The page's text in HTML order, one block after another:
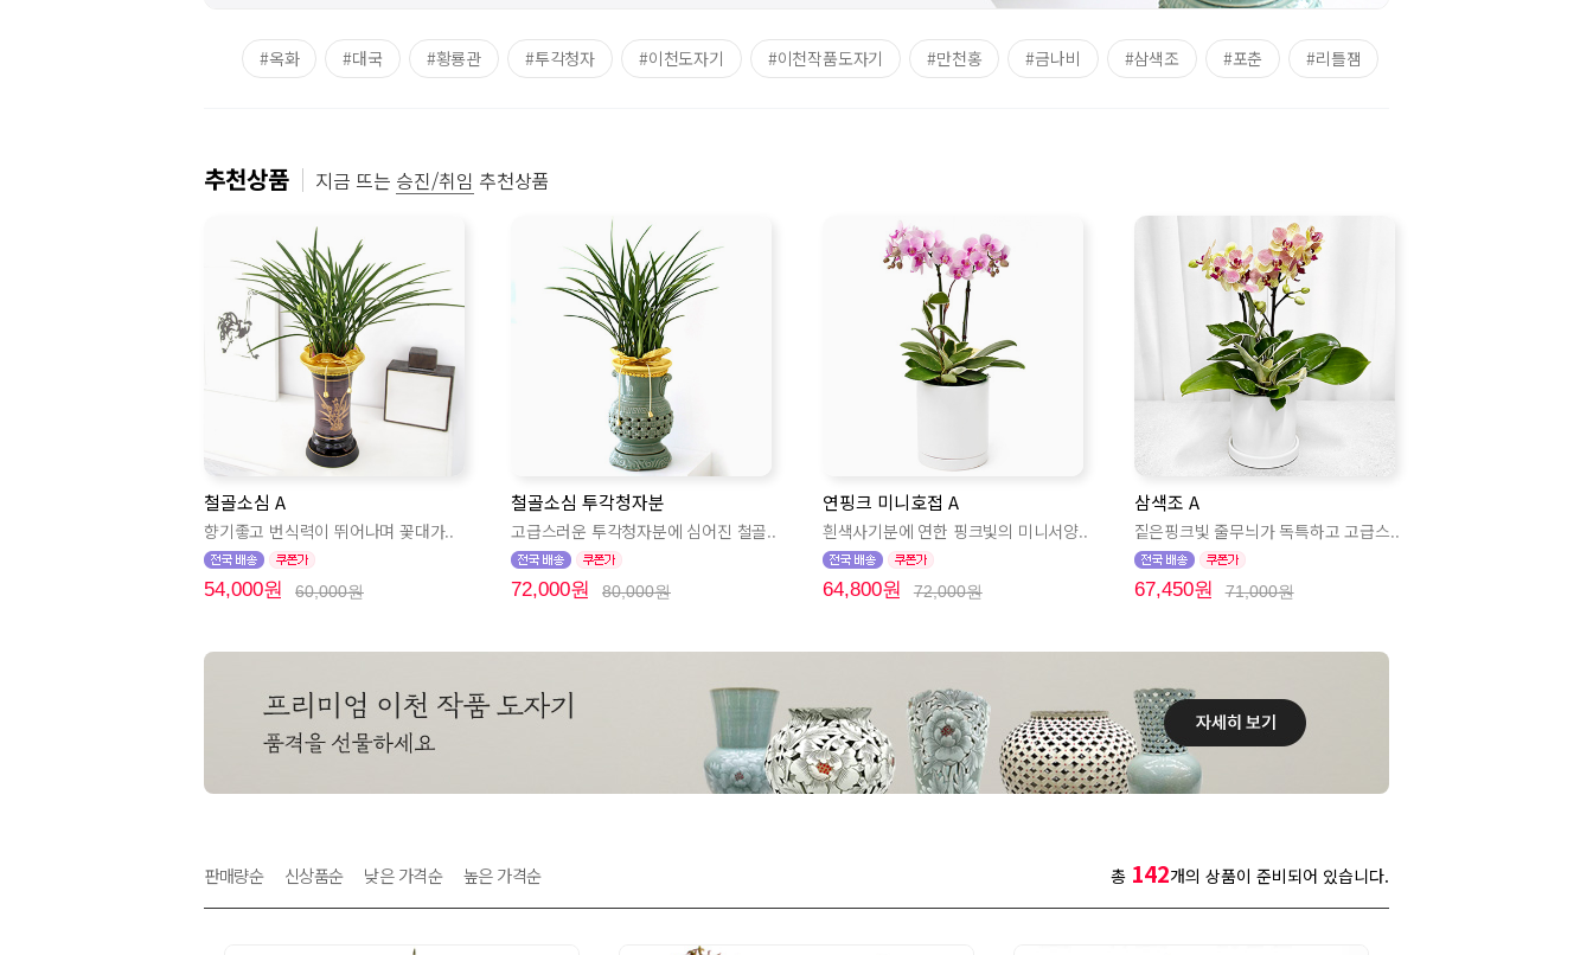
#옥화 #대국 #황룡관 #투각청자 #이천도자기 #이천작품도자기 #만천홍 #금나비 #삼색조 #포춘 #리틀잼
추천상품 지금 뜨는 승진/취임 추천상품
철골소심 A
향기좋고 번식력이 뛰어나며 꽃대가..
54,000원 60,000원
철골소심 투각청자분
고급스러운 투각청자분에 심어진 철골..
72,000원 80,000원
연핑크 미니호접 A
흰색사기분에 연한 핑크빛의 미니서양..
64,800원 72,000원
삼색조 A
짙은핑크빛 줄무늬가 독특하고 고급스..
67,450원 71,000원
판매량순 신상품순 낮은 가격순 높은 가격순 총 142개의 상품이 준비되어 있습니다.